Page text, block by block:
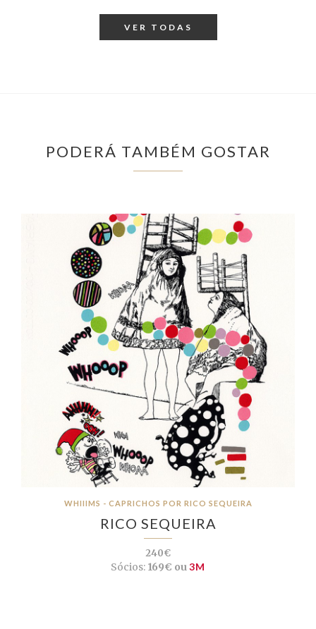
VER TODAS
PODERÁ TAMBÉM GOSTAR
WHIIIMS - CAPRICHOS POR RICO SEQUEIRA
RICO SEQUEIRA
240€
Sócios: 169€ ou3M